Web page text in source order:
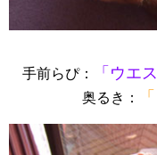
手前らぴ： 「ウエ
奥るき：